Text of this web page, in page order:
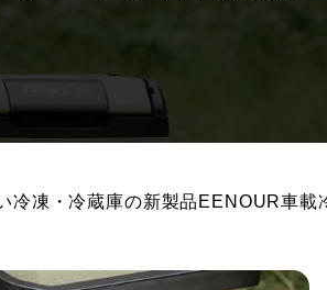
冷凍・冷蔵庫の新製品EENOUR車載